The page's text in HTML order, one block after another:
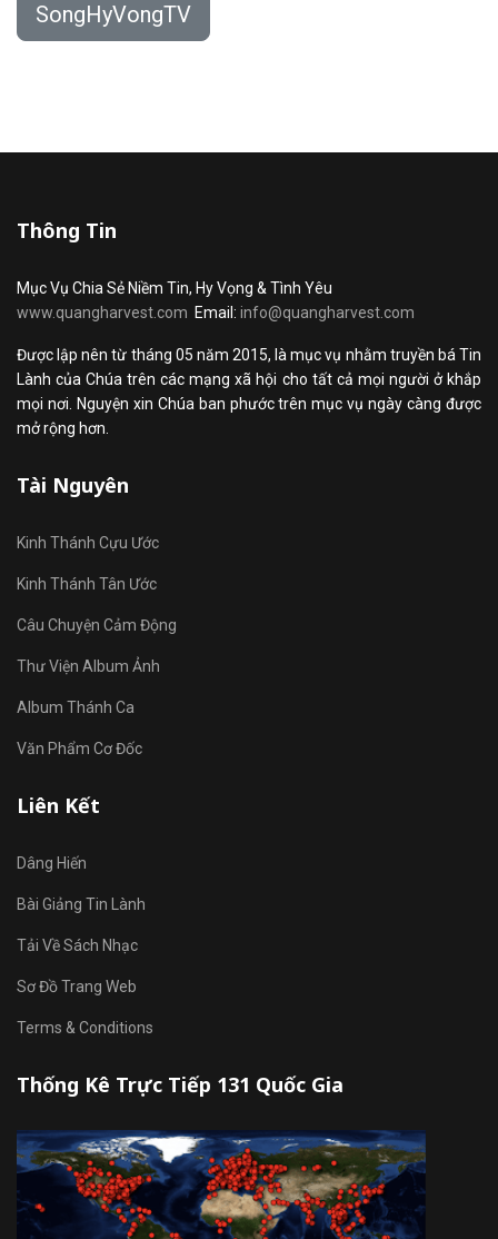
SongHyVongTV
Thông Tin
Mục Vụ Chia Sẻ Niềm Tin, Hy Vọng & Tình Yêu
www.quangharvest.com Email: info@quangharvest.com
Được lập nên từ tháng 05 năm 2015, là mục vụ nhằm truyền bá Tin
Lành của Chúa trên các mạng xã hội cho tất cả mọi người ở khắp
mọi nơi. Nguyện xin Chúa ban phước trên mục vụ ngày càng được
mở rộng hơn.
Tài Nguyên
Kinh Thánh Cựu Ước
Kinh Thánh Tân Ước
Câu Chuyện Cảm Động
Thư Viện Album Ảnh
Album Thánh Ca
Văn Phẩm Cơ Đốc
Liên Kết
Dâng Hiến
Bài Giảng Tin Lành
Tải Về Sách Nhạc
Sơ Đồ Trang Web
Terms & Conditions
Thống Kê Trực Tiếp 131 Quốc Gia